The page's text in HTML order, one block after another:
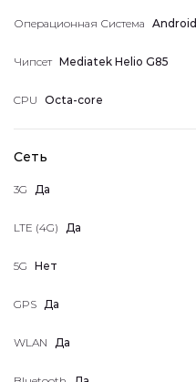
Операционная Система Android
Чипсет Mediatek Helio G85
CPU Octa-core
Сеть
3G Да
LTE (4G) Да
5G Нет
GPS Да
WLAN Да
Выйти